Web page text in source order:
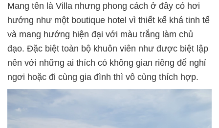
Mang tên là Villa nhưng phong cách ở đây có hơi
hướng như một boutique hotel vì thiết kế khá tinh tế
và mang hướng hiện đại với màu trắng làm chủ
đạo. Đặc biệt toàn bộ khuôn viên như được biệt lập
nên với những ai thích có không gian riêng để nghỉ
ngơi hoặc đi cùng gia đình thì vô cùng thích hợp.